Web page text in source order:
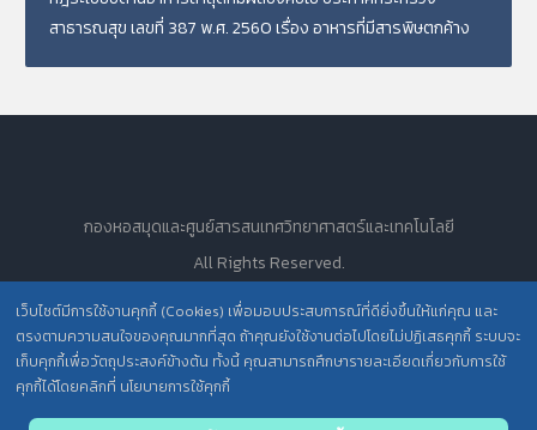
สาธารณสุข เลขที่ 387 พ.ศ. 2560 เรื่อง อาหารที่มีสารพิษตกค้าง
เว็บไซต์มีการใช้งานคุกกี้ (Cookies) เพื่อมอบประสบการณ์ที่ดียิ่งขึ้นให้แก่คุณ และ
ตรงตามความสนใจของคุณมากที่สุด ถ้าคุณยังใช้งานต่อไปโดยไม่ปฏิเสธคุกกี้ ระบบจะ
เก็บคุกกี้เพื่อวัตถุประสงค์ข้างต้น ทั้งนี้ คุณสามารถศึกษารายละเอียดเกี่ยวกับการใช้
คุกกี้ได้โดยคลิกที่ นโยบายการใช้คุกกี้
กองหอสมุดและศูนย์สารสนเทศวิทยาศาสตร์และเทคโนโลยี
All Rights Reserved.
นโยบายการคุ้มครองข้อมูลส่วนบุคคล วศ. /
ประกาศความเป็นส่วนตัว (Privacy Notice) สำหรับการบริการสารสนเทศ